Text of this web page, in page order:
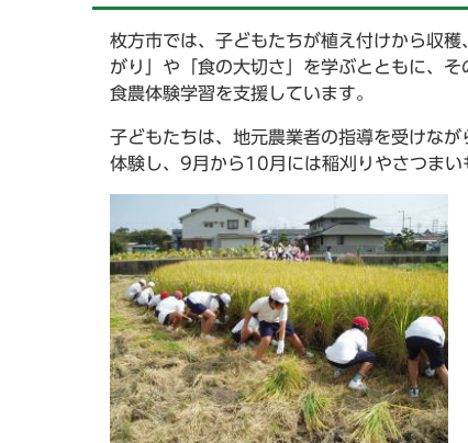
枚方市では、子どもたちが植え付けから収
がり」や「食の大切さ」を学ぶとともに、
食農体験学習を支援しています。
子どもたちは、地元農業者の指導を受けな
体験し、9月から10月には稲刈りやさつまい